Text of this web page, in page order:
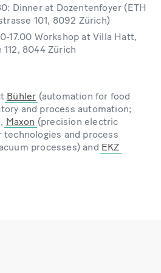
Dinner at Dozentenfoyer (ETH
101, 8092 Zürich)
17.00 Workshop at Villa Hatt,
8044 Zürich
Bühler (automation for food
and process automation;
Maxon (precision electric
technologies and process
processes) and EKZ